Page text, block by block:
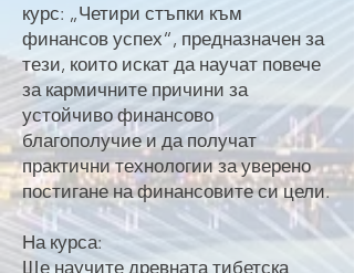
курс: „Четири стъпки към
финансов успех“, предназначен за
тези, които искат да научат повече
за кармичните причини за
устойчиво финансово
благополучие и да получат
практични технологии за уверено
постигане на финансовите си цели.
На курса:
Ще научите древната тибетска